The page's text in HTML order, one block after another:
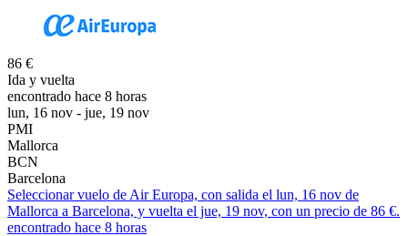
86 €
Ida y vuelta
encontrado hace 8 horas
lun, 16 nov - jue, 19 nov
PMI
Mallorca
BCN
Barcelona
Seleccionar vuelo de Air Europa, con salida el lun, 16 nov de
Mallorca a Barcelona, y vuelta el jue, 19 nov, con un precio de 86 €.
encontrado hace 8 horas